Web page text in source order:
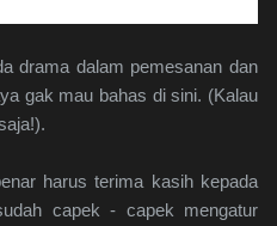
drama dalam pemesanan dan
gak mau bahas di sini. (Kalau
harus terima kasih kepada
capek - capek mengatur